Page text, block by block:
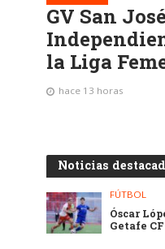
GV San
la Liga
hace 13 horas
Noticias
FÚTBOL
Óscar
Getafe CF